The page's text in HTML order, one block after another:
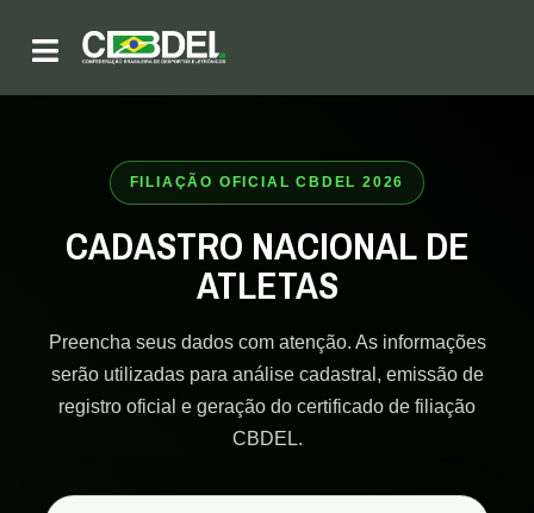
FILIAÇÃO OFICIAL CBDEL 2026
CADASTRO NACIONAL DE
ATLETAS
Preencha seus dados com atenção. As informações
serão utilizadas para análise cadastral, emissão de
registro oficial e geração do certificado de filiação
CBDEL.